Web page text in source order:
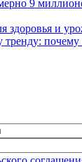
9
здоровья и
тренду: